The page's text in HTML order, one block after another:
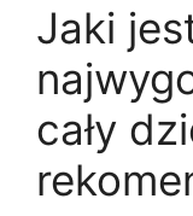
Jaki
cały